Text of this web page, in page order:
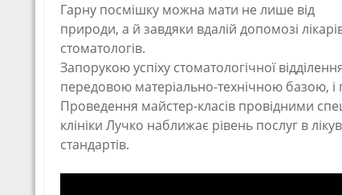
Гарну посмішку можна мати не лише від
природи, а й завдяки вдалій допомозі
стоматологів.
Запорукою успіху стоматологічної
передовою матеріально-технічною базою, і
Проведення майстер-класів провідними
клініки Лучко наближає рівень послуг в
стандартів.